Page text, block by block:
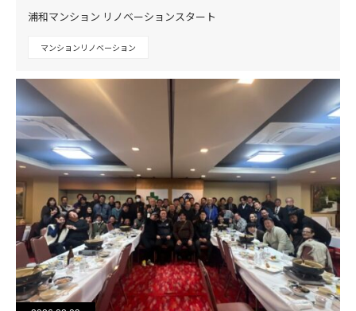
浦和マンション リノベーションスタート
マンションリノベーション